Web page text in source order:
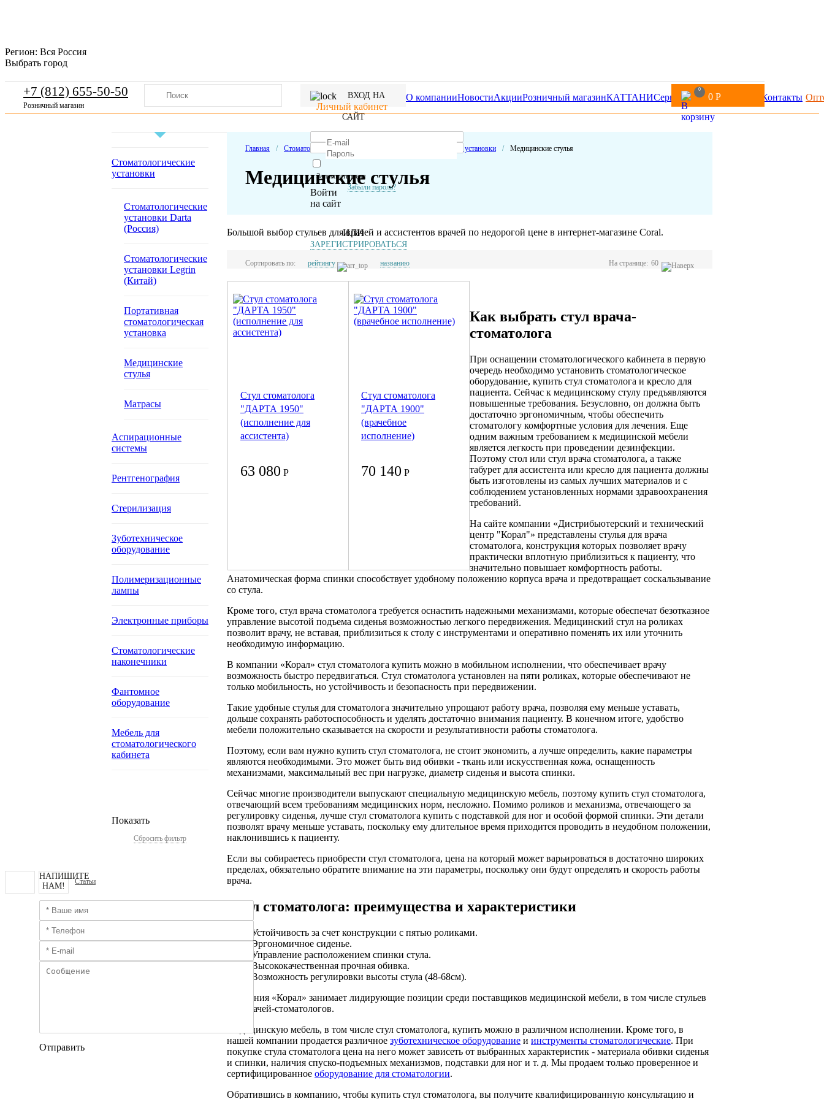
Регион: Вся Россия
Выбрать город
+7 (812) 655-50-50
Розничный магазин Личный кабинет
ВХОД НА
САЙТ
Запомнить меня
Забыли пароль?
Войти
на сайт
ИЛИ
ЗАРЕГИСТРИРОВАТЬСЯ
0
0 Р
О компанииНовостиАкцииРозничный магазинКАТТАНИСервисДоставка и оплата Контакты
Стоматологические
установки
Стоматологические
установки Darta
(Россия)
Стоматологические
установки Legrin
(Китай)
Портативная
стоматологическая
установка
Медицинские
стулья
Матрасы
Аспирационные
системы
Рентгенография
Стерилизация
Зуботехническое
оборудование
Полимеризационные
лампы
Электронные приборы
Стоматологические
наконечники
Фантомное
оборудование
Мебель для
стоматологического
кабинета
Показать
Сбросить фильтр
Главная / Стоматологическое оборудование Стоматологические установки / Медицинские стулья
Медицинские стулья
Большой выбор стульев для врачей и ассистентов врачей по недорогой цене в интернет-магазине Coral.
Сортировать по: рейтингу названию На странице: 60
Стул стоматолога
"ДАРТА 1950"
(исполнение для
ассистента)
63 080 Р
Стул стоматолога
"ДАРТА 1900"
(врачебное
исполнение)
70 140 Р
Как выбрать стул врача-
стоматолога
При оснащении стоматологического кабинета в первую
очередь необходимо установить стоматологическое
оборудование, купить стул стоматолога и кресло для
пациента. Сейчас к медицинскому стулу предъявляются
повышенные требования. Безусловно, он должна быть
достаточно эргономичным, чтобы обеспечить
стоматологу комфортные условия для лечения. Еще
одним важным требованием к медицинской мебели
является легкость при проведении дезинфекции.
Поэтому стол или стул врача стоматолога, а также
табурет для ассистента или кресло для пациента должны
быть изготовлены из самых лучших материалов и с
соблюдением установленных нормами здравоохранения
требований.
На сайте компании «Дистрибьютерский и технический
центр "Корал"» представлены стулья для врача
стоматолога, конструкция которых позволяет врачу
практически вплотную приблизиться к пациенту, что
значительно повышает комфортность работы.
Анатомическая форма спинки способствует удобному положению корпуса врача и предотвращает соскальзывание
со стула.
Кроме того, стул врача стоматолога требуется оснастить надежными механизмами, которые обеспечат безотказное
управление высотой подъема сиденья возможностью легкого передвижения. Медицинский стул на роликах
позволит врачу, не вставая, приблизиться к столу с инструментами и оперативно поменять их или уточнить
необходимую информацию.
В компании «Корал» стул стоматолога купить можно в мобильном исполнении, что обеспечивает врачу
возможность быстро передвигаться. Стул стоматолога установлен на пяти роликах, которые обеспечивают не
только мобильность, но устойчивость и безопасность при передвижении.
Такие удобные стулья для стоматолога значительно упрощают работу врача, позволяя ему меньше уставать,
дольше сохранять работоспособность и уделять достаточно внимания пациенту. В конечном итоге, удобство
мебели положительно сказывается на скорости и результативности работы стоматолога.
Поэтому, если вам нужно купить стул стоматолога, не стоит экономить, а лучше определить, какие параметры
являются необходимыми. Это может быть вид обивки - ткань или искусственная кожа, оснащенность
механизмами, максимальный вес при нагрузке, диаметр сиденья и высота спинки.
Сейчас многие производители выпускают специальную медицинскую мебель, поэтому купить стул стоматолога,
отвечающий всем требованиям медицинских норм, несложно. Помимо роликов и механизма, отвечающего за
регулировку сиденья, лучше стул стоматолога купить с подставкой для ног и особой формой спинки. Эти детали
позволят врачу меньше уставать, поскольку ему длительное время приходится проводить в неудобном положении,
наклонившись к пациенту.
Если вы собираетесь приобрести стул стоматолога, цена на который может варьироваться в достаточно широких
пределах, обязательно обратите внимание на эти параметры, поскольку они будут определять и скорость работы
врача.
Стул стоматолога: преимущества и характеристики
Устойчивость за счет конструкции с пятью роликами.
Эргономичное сиденье.
Управление расположением спинки стула.
Высококачественная прочная обивка.
Возможность регулировки высоты стула (48-68см).
Компания «Корал» занимает лидирующие позиции среди поставщиков медицинской мебели, в том числе стульев
для врачей-стоматологов.
Медицинскую мебель, в том числе стул стоматолога, купить можно в различном исполнении. Кроме того, в
нашей компании продается различное зуботехническое оборудование и инструменты стоматологические. При
покупке стула стоматолога цена на него может зависеть от выбранных характеристик - материала обивки сиденья
и спинки, наличия спуско-подъемных механизмов, подставки для ног и т. д. Мы продаем только проверенное и
сертифицированное оборудование для стоматологии.
Обратившись в компанию, чтобы купить стул стоматолога, вы получите квалифицированную консультацию и
НАПИШИТЕ
НАМ!
Отправить
Статьи